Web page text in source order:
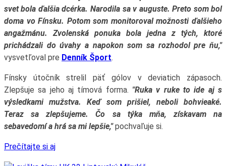
svet bola ďalšia dcérka. Narodila sa v auguste. Preto som bol
doma vo Fínsku. Potom som monitoroval možnosti ďalšieho
angažmánu. Zvolenská ponuka bola jedna z tých, ktoré
prichádzali do úvahy a napokon som sa rozhodol pre ňu,"
vysvetľoval pre Denník Šport.
Fínsky útočník strelil päť gólov v deviatich zápasoch.
Zlepšuje sa jeho aj tímová forma. "Ruka v ruke to ide aj s
výsledkami mužstva. Keď som prišiel, neboli bohvieaké.
Teraz sa zlepšujeme. Čo sa týka mňa, získavam na
sebavedomí a hrá sa mi lepšie,"pochvaľuje si.
Prečítajte si aj